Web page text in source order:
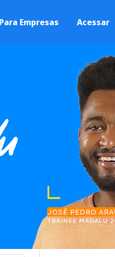
Para Empresas
Branding.
e
seletivos de
Acessar